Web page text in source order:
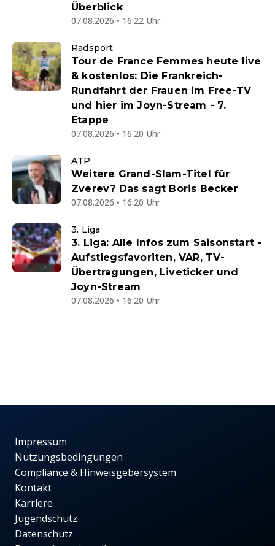
Überblick
07.08.2026 • 16:22 Uhr
Radsport
Tour de France Femmes heute live
& kostenlos: Die Frankreich-
Rundfahrt der Frauen im Free-TV
und hier im Joyn-Stream - 7.
Etappe
07.08.2026 • 16:20 Uhr
ATP
Weitere Grand-Slam-Titel für
Zverev? Das sagt Boris Becker
07.08.2026 • 16:20 Uhr
3. Liga
3. Liga: Alle Infos zum Saisonstart -
Aufstiegsfavoriten, VAR, TV-
Übertragungen, Liveticker und
Joyn-Stream
07.08.2026 • 16:20 Uhr
Impressum
Nutzungsbedingungen
Compliance & Hinweisgebersystem
Kontakt
Karriere
Jugendschutz
Datenschutz